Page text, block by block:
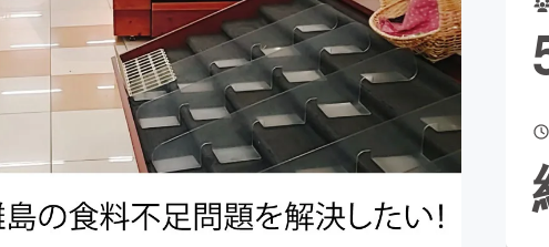
チャレンジ ビューティー・
CAMPFIRE for Social Good
CAMPFIRE Creation
CAMPFIREふるさと納税machi-yaコミュニティ